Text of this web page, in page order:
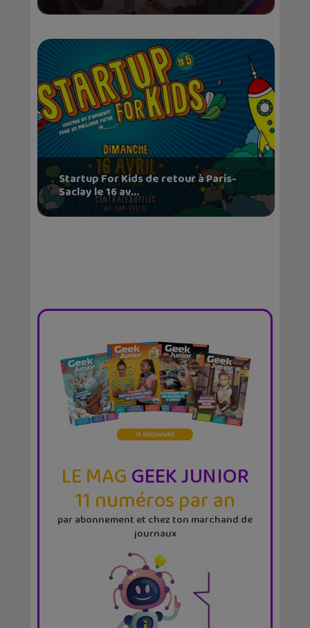
Startup For Kids de retour à Paris-
Saclay le 16 av...
LE MAGGEEK JUNIOR
11 numéros par an
par abonnement et chez ton marchand de
journaux